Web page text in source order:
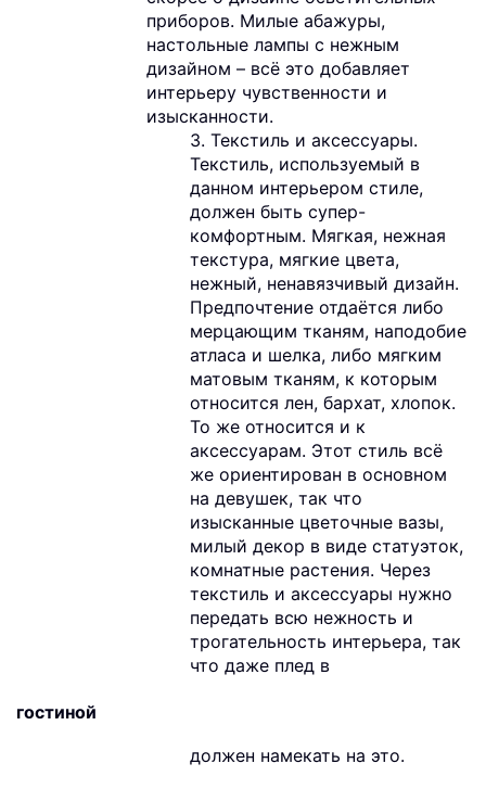
приборов. Милые абажуры,
настольные лампы с нежным
дизайном – всё это добавляет
интерьеру чувственности и
изысканности.
3. Текстиль и аксессуары.
Текстиль, используемый в
данном интерьером стиле,
должен быть супер-
комфортным. Мягкая, нежная
текстура, мягкие цвета,
нежный, ненавязчивый дизайн.
Предпочтение отдаётся либо
мерцающим тканям, наподобие
атласа и шелка, либо мягким
матовым тканям, к которым
относится лен, бархат, хлопок.
То же относится и к
аксессуарам. Этот стиль всё
же ориентирован в основном
на девушек, так что
изысканные цветочные вазы,
милый декор в виде статуэток,
комнатные растения. Через
текстиль и аксессуары нужно
передать всю нежность и
трогательность интерьера, так
что даже плед в
гостиной
должен намекать на это.